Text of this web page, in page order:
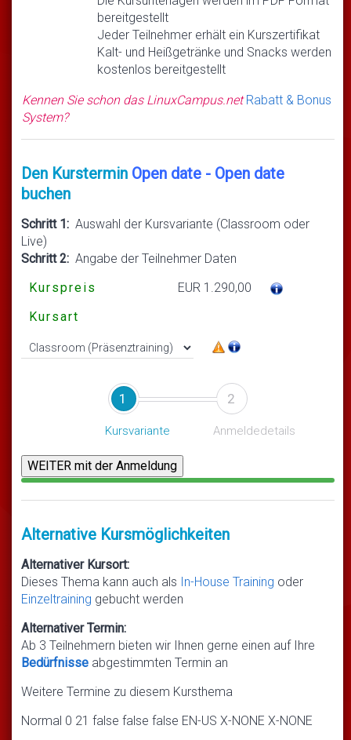
bereitgestellt
Jeder Teilnehmer erhält ein Kurszertifikat
Kalt- und Heißgetränke und Snacks werden
kostenlos bereitgestellt
Kennen Sie schon das LinuxCampus.netRabatt & Bonus
System?
Den Kurstermin Open date - Open date
buchen
Schritt 1: Auswahl der Kursvariante (Classroom oder
Live)
Schritt 2: Angabe der Teilnehmer Daten
Kurspreis
EUR 1.290,00
Kursart
1
Kursvariante
2
Anmeldedetails
Alternative Kursmöglichkeiten
Alternativer Kursort:
Dieses Thema kann auch als In-House Training oder
Einzeltraining gebucht werden
Alternativer Termin:
Ab 3 Teilnehmern bieten wir Ihnen gerne einen auf Ihre
Bedürfnisse abgestimmten Termin an
Weitere Termine zu diesem Kursthema
Normal 0 21 false false false EN-US X-NONE X-NONE